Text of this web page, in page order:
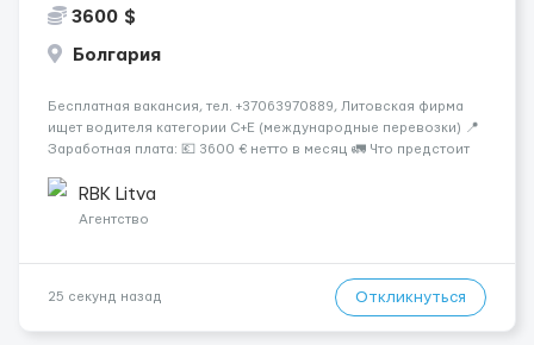
3600 $
Болгария
Бесплатная вакансия, тел. +37063970889, Литовская фирма
ищет водителя категории C+E (международные перевозки) 📍
Заработная плата: 💶 3600 € нетто в месяц 🚛 Что предстоит
рефрижераторах. В среднем 400–500 км в день. Погрузки и
разгрузки...
RBK Litva
Агентство
25 секунд назад Откликнуться